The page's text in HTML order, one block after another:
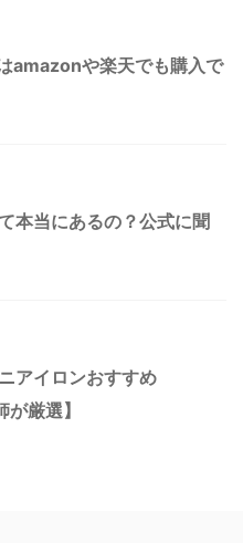
amazonや楽天でも購入で
本当にあるの？公式に聞
アイロンおすすめ
厳選】